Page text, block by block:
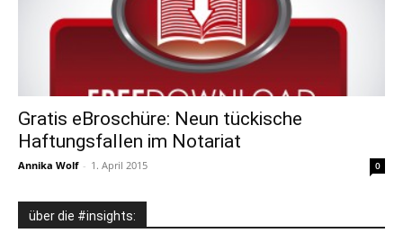
Gratis eBroschüre: Neun tückische
Haftungsfallen im Notariat
Annika Wolf - 1. April 2015 0
über die #insights: